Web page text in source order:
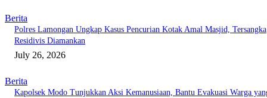
Berita
Polres Lamongan Ungkap Kasus Pencurian Kotak Amal Masjid, Tersangka
Residivis Diamankan
July 26, 2026
Berita
Kapolsek Modo Tunjukkan Aksi Kemanusiaan, Bantu Evakuasi Warga